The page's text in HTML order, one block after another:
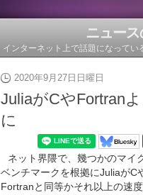
ニュー
インターネット上で話題になって
2020年9月27日日曜日
JuliaがCやFortran
に
ネット界隈で、幾つかのマイ
ベンチマークを根拠にJuliaがC
Fortranと同等かそれ以上の速